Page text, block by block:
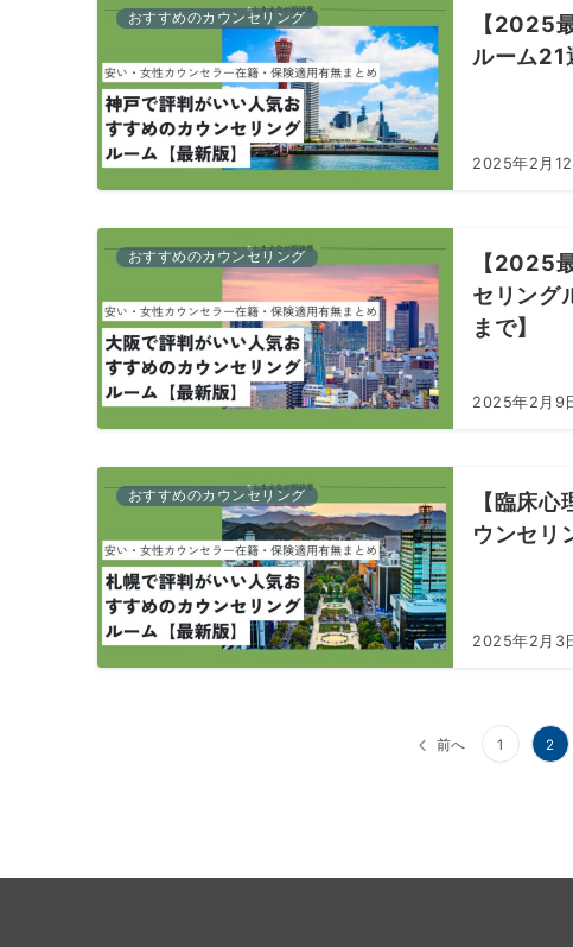
おすすめのカウンセリング
【2025
ルーム21
2025年2月12
おすすめのカウンセリング
【2025
セリング
まで】
2025年2月9
おすすめのカウンセリング
【臨床
ウンセリ
2025年2月3
前へ 1 2